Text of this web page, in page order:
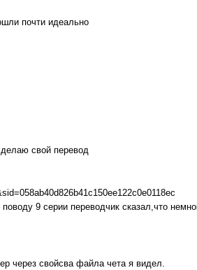
почти идеально
свой перевод
9 серии переводчик сказал,что
через свойсва файла чета я видел.